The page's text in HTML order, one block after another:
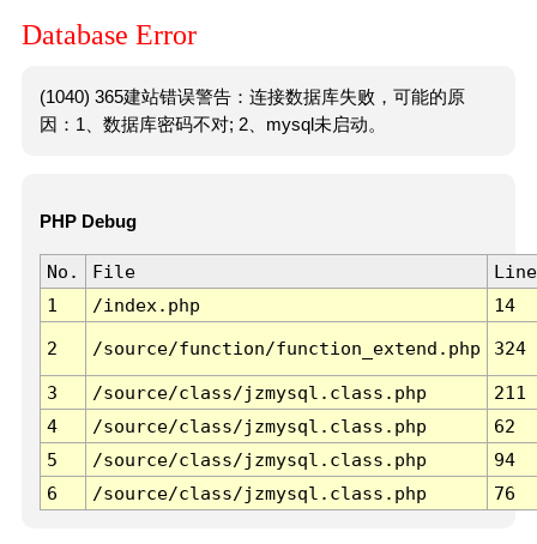
Database Error
(1040) 365建站错误警告：连接数据库失败，可能的原
因：1、数据库密码不对; 2、mysql未启动。
PHP Debug
No. File
Line
1
/index.php 14
2 /source/function/function_extend.php 324
3 /source/class/jzmysql.class.php
211
4
/source/class/jzmysql.class.php
62
5
/source/class/jzmysql.class.php
94
6
/source/class/jzmysql.class.php 76